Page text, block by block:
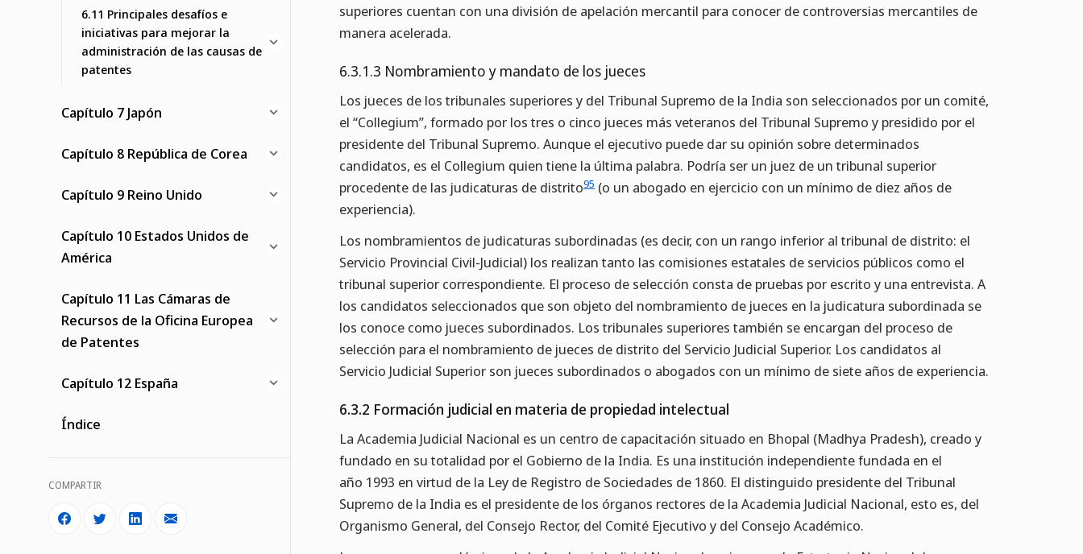
6.11 Principales desafíos e
iniciativas para mejorar la
administración de las causas de
patentes
Capítulo 7 Japón
Capítulo 8 República de Corea
Capítulo 9 Reino Unido
Capítulo 10 Estados Unidos de
América
Capítulo 11 Las Cámaras de
Recursos de la Oficina Europea
de Patentes
Capítulo 12 España
Índice
COMPARTIR
superiores cuentan con una división de apelación mercantil para conocer de controversias mercantiles de
manera acelerada.
6.3.1.3 Nombramiento y mandato de los jueces
Los jueces de los tribunales superiores y del Tribunal Supremo de la India son seleccionados por un comité,
el “Collegium”, formado por los tres o cinco jueces más veteranos del Tribunal Supremo y presidido por el
presidente del Tribunal Supremo. Aunque el ejecutivo puede dar su opinión sobre determinados
candidatos, es el Collegium quien tiene la última palabra. Podría ser un juez de un tribunal superior
procedente de las judicaturas de distrito95 (o un abogado en ejercicio con un mínimo de diez años de
experiencia).
Los nombramientos de judicaturas subordinadas (es decir, con un rango inferior al tribunal de distrito: el
Servicio Provincial Civil-Judicial) los realizan tanto las comisiones estatales de servicios públicos como el
tribunal superior correspondiente. El proceso de selección consta de pruebas por escrito y una entrevista. A
los candidatos seleccionados que son objeto del nombramiento de jueces en la judicatura subordinada se
los conoce como jueces subordinados. Los tribunales superiores también se encargan del proceso de
selección para el nombramiento de jueces de distrito del Servicio Judicial Superior. Los candidatos al
Servicio Judicial Superior son jueces subordinados o abogados con un mínimo de siete años de experiencia.
6.3.2 Formación judicial en materia de propiedad intelectual
La Academia Judicial Nacional es un centro de capacitación situado en Bhopal (Madhya Pradesh), creado y
fundado en su totalidad por el Gobierno de la India. Es una institución independiente fundada en el
año 1993 en virtud de la Ley de Registro de Sociedades de 1860. El distinguido presidente del Tribunal
Supremo de la India es el presidente de los órganos rectores de la Academia Judicial Nacional, esto es, del
Organismo General, del Consejo Rector, del Comité Ejecutivo y del Consejo Académico.